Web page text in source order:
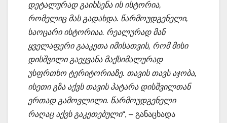
დეტალურად გაიხსენა ის ისტორია,
რომელიც მას გადახდა. წარმოუდგენელი,
საოცარი ისტორიაა. რეალურად მან
ყველაფერი გააკეთა იმისათვის, რომ მისი
დისშვილი გაეყვანა მაქსიმალურად
უსფრთხო ტერიტორიაზე. თავის თავს აჯობა,
ისეთი გზა აქვს თავის პატარა დისშვილთან
ერთად გამოვლილი. წარმოუდგენელი
რაღაც აქვს გაკეთებული“, – განაცხადა